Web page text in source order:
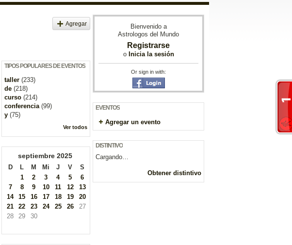
Agregar
TIPOS POPULARES DE EVENTOS
taller (233)
de (218)
curso (214)
conferencia(99)
y (75)
Ver todos
septiembre 2025
D L M Mi J V
S
1
2 3 4 5
6
7
8 9 10 11 12
13
14
15 16 17 18 19
20
21
22 23 24 25 26
27
28
29 30
Bienvenido a
Astrologos del Mundo
Registrarse
o Inicia la sesión
Or sign in with:
EVENTOS
Agregar un evento
DISTINTIVO
Cargando…
Obtener distintivo